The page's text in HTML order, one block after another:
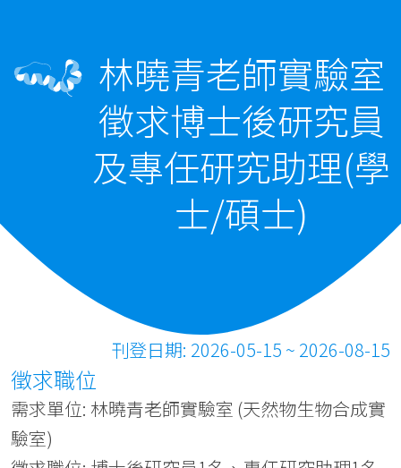
林曉青老師實驗室
徵求博士後研究員
及專任研究助理(學
士/碩士)
刊登日期: 2026-05-15 ~ 2026-08-15
徵求職位
需求單位: 林曉青老師實驗室 (天然物生物合成實
驗室)